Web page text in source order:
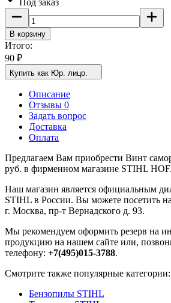
Под заказ
В корзину
Итого:
90 ₽
Купить как Юр. лицо.
Описание
Отзывы 0
Задать вопрос
Доставка
Оплата
Предлагаем Вам приобрести Винт
руб. в фирменном магазине STIHL HOF.
Наш магазин является официальным
STIHL в России. Вы можете посетить
г. Москва, пр-т Вернадского д. 93.
Мы рекомендуем оформить резерв на
продукцию на нашем сайте или,
телефону: +7(495)015-3788.
Смотрите также популярные категории:
Бензопилы STIHL